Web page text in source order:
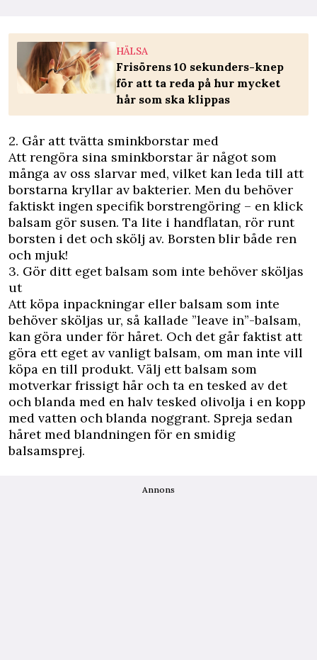
HÄLSA
Frisörens 10 sekunders-knep
för att ta reda på hur mycket
hår som ska klippas
2. Går att tvätta sminkborstar med
Att rengöra sina sminkborstar är något som
många av oss slarvar med, vilket kan leda till att
borstarna kryllar av bakterier. Men du behöver
faktiskt ingen specifik borstrengöring – en klick
balsam gör susen. Ta lite i handflatan, rör runt
borsten i det och skölj av. Borsten blir både ren
och mjuk!
3. Gör ditt eget balsam som inte behöver sköljas
ut
Att köpa inpackningar eller balsam som inte
behöver sköljas ur, så kallade ”leave in”-balsam,
kan göra under för håret. Och det går faktist att
göra ett eget av vanligt balsam, om man inte vill
köpa en till produkt. Välj ett balsam som
motverkar frissigt hår och ta en tesked av det
och blanda med en halv tesked olivolja i en kopp
med vatten och blanda noggrant. Spreja sedan
håret med blandningen för en smidig
balsamsprej.
Annons